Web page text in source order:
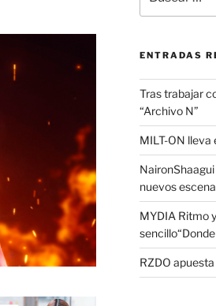
ENTRADAS
Tras trabajar
“Archivo N”
MILT-ON lleva
nuevos
MYDIA Ritmo
sencillo“Donde
RZDO